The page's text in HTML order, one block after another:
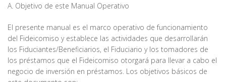
A. Objetivo de este Manual Operativo
El presente manual es el marco operativo de funcionamiento
del Fideicomiso y establece las actividades que desarrollarán
los Fiduciantes/Beneficiarios, el Fiduciario y los tomadores de
los préstamos que el Fideicomiso otorgará para llevar a cabo el
negocio de inversión en préstamos. Los objetivos básicos de